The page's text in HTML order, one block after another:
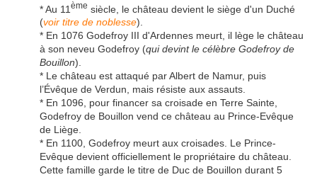
* Au 11 ème siècle, le château devient le siège d'un Duché
(voir titre de noblesse).
* En 1076 Godefroy III d'Ardennes meurt, il lège le château
à son neveu Godefroy (qui devint le célèbre Godefroy de
Bouillon).
* Le château est attaqué par Albert de Namur, puis
l’Évêque de Verdun, mais résiste aux assauts.
* En 1096, pour financer sa croisade en Terre Sainte,
Godefroy de Bouillon vend ce château au Prince-Evêque
de Liège.
* En 1100, Godefroy meurt aux croisades. Le Prince-
Evêque devient officiellement le propriétaire du château.
Cette famille garde le titre de Duc de Bouillon durant 5